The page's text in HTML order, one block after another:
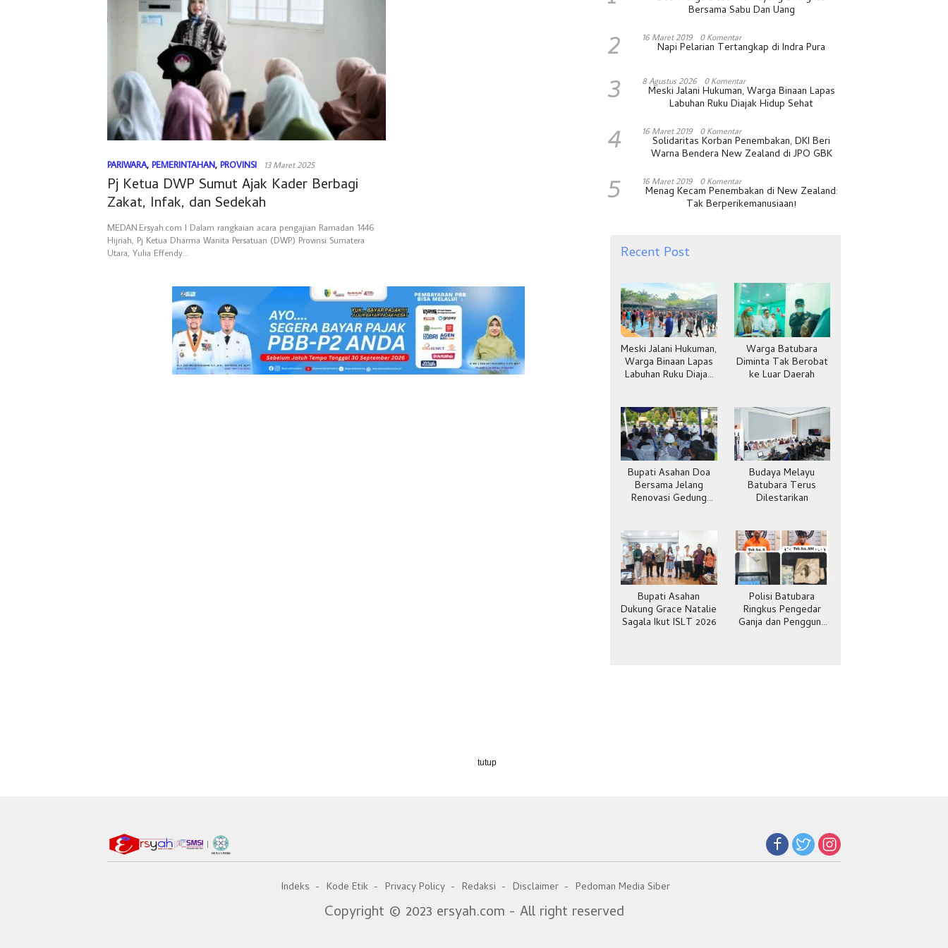
PARIWARA, PEMERINTAHAN, PROVINSI 13 Maret 2025
Pj Ketua DWP Sumut Ajak Kader Berbagi
Zakat, Infak, dan Sedekah
MEDAN.Ersyah.com l Dalam rangkaian acara pengajian Ramadan 1446
Hijriah, Pj Ketua Dharma Wanita Persatuan (DWP) Provinsi Sumatera
Utara, Yulia Effendy…
Bersama Sabu Dan Uang
2 16 Maret 2019 0 Komentar
Napi Pelarian Tertangkap di Indra Pura
3 8 Agustus 2026 0 Komentar
Meski Jalani Hukuman, Warga Binaan Lapas
Labuhan Ruku Diajak Hidup Sehat
4 16 Maret 2019 0 Komentar
Solidaritas Korban Penembakan, DKI Beri
Warna Bendera New Zealand di JPO GBK
5 16 Maret 2019 0 Komentar
Menag Kecam Penembakan di New Zealand:
Tak Berperikemanusiaan!
Recent Post
Meski Jalani Hukuman,
Warga Binaan Lapas
Labuhan Ruku Diajak
Warga Batubara
Diminta Tak Berobat
ke Luar Daerah
Bupati Asahan Doa
Bersama Jelang
Renovasi Gedung
Budaya Melayu
Batubara Terus
Dilestarikan
Bupati Asahan
Dukung Grace Natalie
Sagala Ikut ISLT 2026
Polisi Batubara
Ringkus Pengedar
Ganja dan Pengguna
Indeks Kode Etik Privacy Policy Redaksi Disclaimer Pedoman Media Siber
Copyright © 2023 ersyah.com - All right reserved
tutup